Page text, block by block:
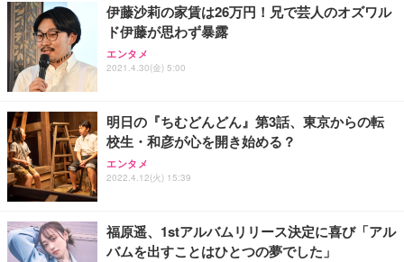
務用 おしゃれ パソコンチェア (ホワイト)
ANDWINT オフィスチェア デスクチェア 肘なし メ
ッシュ 通気性 ランバーサポート付き 腰サポート ガ
ス圧無段階昇降 360度回転 キャスター付き コンパク
【MiniLED/24.5inch/280Hz/FHD】GRAPHT THE S
HOOTER Gaming Monitor 24” Essential ゲーミン
グモニター QD 24.5インチ 1ms FHD 量子ドット 残
アイリスオーヤマ ペットシーツ 超厚型 お徳用 レギ
ュラー 200枚入【Amazon.co.jp限定】
伊藤沙莉の家賃は26万円！兄で芸人のオズワル
ド伊藤が思わず暴露
エンタメ
2021.4.30(金) 5:00
明日の『ちむどんどん』第3話、東京からの転
校生・和彦が心を開き始める？
エンタメ
2022.4.12(火) 15:39
福原遥、1stアルバムリリース決定に喜び「アル
バムを出すことはひとつの夢でした」